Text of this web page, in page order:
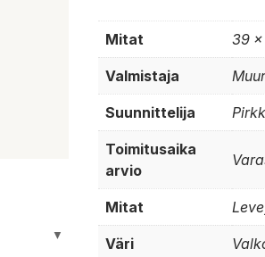
▼
Mitat 39 ×
Valmistaja
Suunnittelija
Toimitusaika
arvio
Mitat
Väri